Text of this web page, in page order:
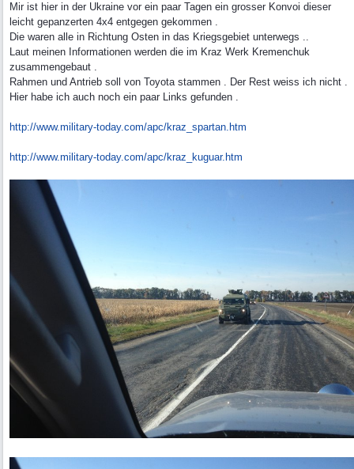
Mir ist hier in der Ukraine vor ein paar Tagen ein grosser Konvoi dieser
leicht gepanzerten 4x4 entgegen gekommen .
Die waren alle in Richtung Osten in das Kriegsgebiet unterwegs ..
Laut meinen Informationen werden die im Kraz Werk Kremenchuk
zusammengebaut .
Rahmen und Antrieb soll von Toyota stammen . Der Rest weiss ich nicht .
Hier habe ich auch noch ein paar Links gefunden .
http://www.military-today.com/apc/kraz_spartan.htm
http://www.military-today.com/apc/kraz_kuguar.htm